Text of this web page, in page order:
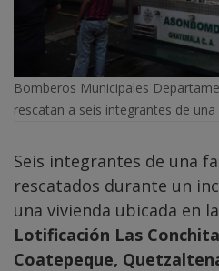
Bomberos Municipales
rescatan a seis integrantes de
Seis integrantes de una
rescatados durante un
una vivienda ubicada en la
Lotificación Las
Coatepeque,